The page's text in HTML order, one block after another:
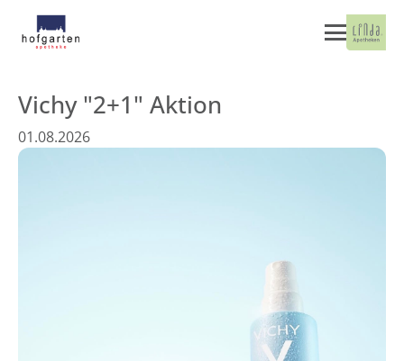
Vichy "2+1" Aktion
01.08.2026